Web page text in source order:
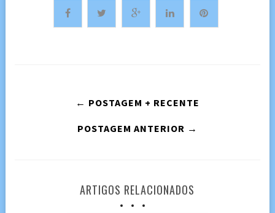
← POSTAGEM + RECENTE
POSTAGEM ANTERIOR →
ARTIGOS RELACIONADOS